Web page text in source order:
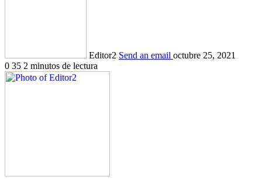
Editor2 Send an email octubre 25, 2021
0 35 2 minutos de lectura